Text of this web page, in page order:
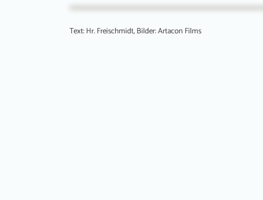
Text: Hr. Freischmidt, Bilder: Artacon Films